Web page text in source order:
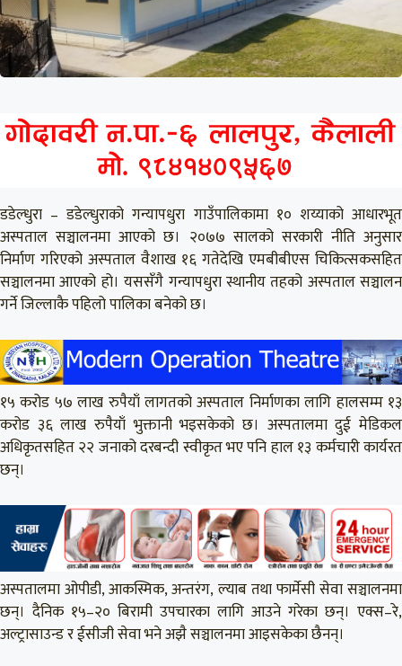
डडेल्धुरा – डडेल्धुराको गन्यापधुरा गाउँपालिकामा १० शय्याको आधारभूत
अस्पताल सञ्चालनमा आएको छ। २०७७ सालको सरकारी नीति अनुसार
निर्माण गरिएको अस्पताल वैशाख १६ गतेदेखि एमबीबीएस चिकित्सकसहित
सञ्चालनमा आएको हो। यससँगै गन्यापधुरा स्थानीय तहको अस्पताल सञ्चालन
गर्ने जिल्लाकै पहिलो पालिका बनेको छ।
१५ करोड ५७ लाख रुपैयाँ लागतको अस्पताल निर्माणका लागि हालसम्म १३
करोड ३६ लाख रुपैयाँ भुक्तानी भइसकेको छ। अस्पतालमा दुई मेडिकल
अधिकृतसहित २२ जनाको दरबन्दी स्वीकृत भए पनि हाल १३ कर्मचारी कार्यरत
छन्।
अस्पतालमा ओपीडी, आकस्मिक, अन्तरंग, ल्याब तथा फार्मेसी सेवा सञ्चालनमा
छन्। दैनिक १५–२० बिरामी उपचारका लागि आउने गरेका छन्। एक्स–रे,
अल्ट्रासाउन्ड र ईसीजी सेवा भने अझै सञ्चालनमा आइसकेका छैनन्।